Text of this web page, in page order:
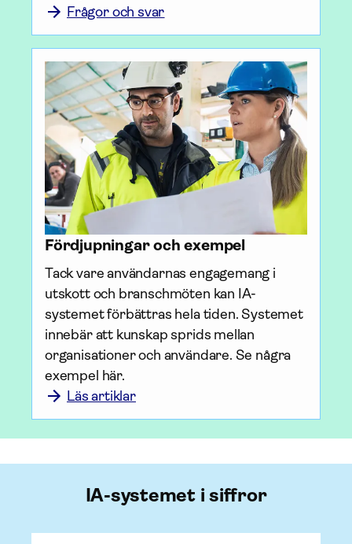
Frågor och svar
Fördjupningar och exempel
Tack vare användarnas engagemang i
utskott och branschmöten kan IA-
systemet förbättras hela tiden. Systemet
innebär att kunskap sprids mellan
organisationer och användare. Se några
exempel här.
Läs artiklar
IA-systemet i siffror